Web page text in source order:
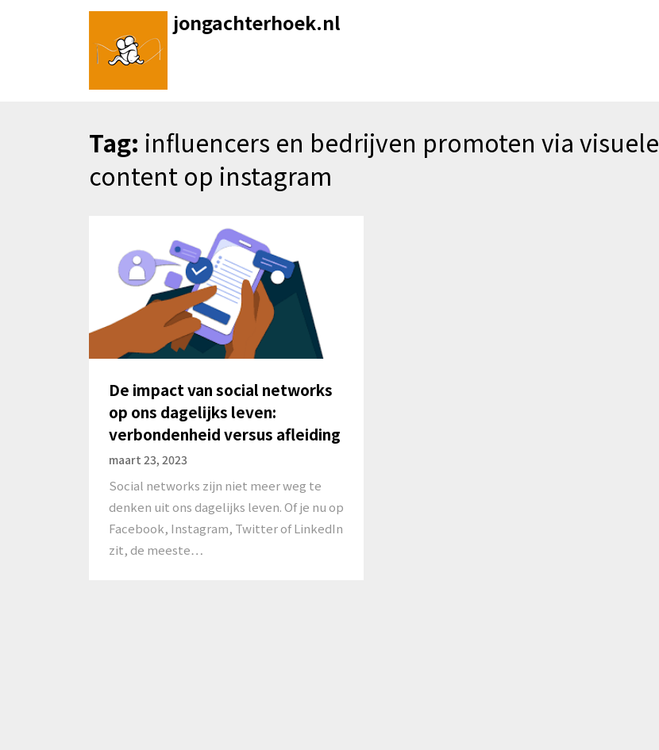
jongachterhoek.nl
Tag: influencers en bedrijven promoten via visuele
content op instagram
De impact van social networks
op ons dagelijks leven:
verbondenheid versus afleiding
maart 23, 2023
Social networks zijn niet meer weg te
denken uit ons dagelijks leven. Of je nu op
Facebook, Instagram, Twitter of LinkedIn
zit, de meeste…